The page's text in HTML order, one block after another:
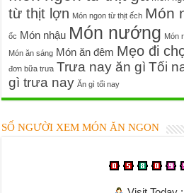
từ thịt lợn Món ngon từ thịt ếch Món
ốc Món nhậu Món nướng Món
Món ăn sáng Món ăn đêm Mẹo đi
đơn bữa trưa Trưa nay ăn gì Tối
gì trưa nay Ăn gì tối nay
SỐ NGƯỜI XEM MÓN ĂN NGON